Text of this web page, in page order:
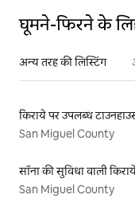
घूमने-फिरने के
अन्य तरह की लिस्टिंग
किराये पर उपलब्ध
San Miguel County
San Miguel County